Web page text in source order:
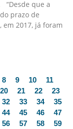
“Desde que a
prazo de
2017, já foram
8 9 10
11
20 21 22
23
32 33 34
35
44 45 46
47
56 57 58
59